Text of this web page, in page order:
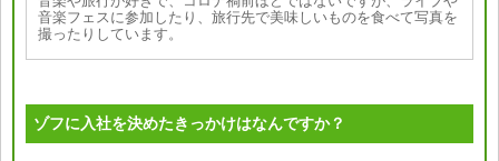
音楽フェスに参加したり、旅行先で美味しいものを食べて写真を
撮ったりしています。
ゾフに入社を決めたきっかけはなんですか？